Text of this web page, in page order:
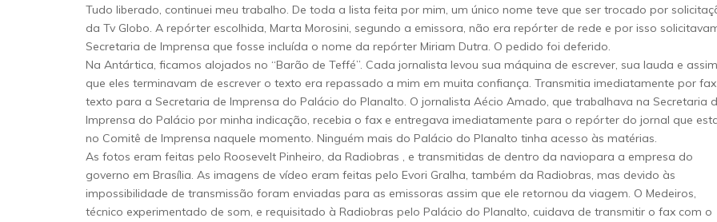
Tudo liberado, continuei meu trabalho. De toda a lista feita por mim, um único nome teve que ser trocado por
da Tv Globo. A repórter escolhida, Marta Morosini, segundo a emissora, não era repórter de rede e por isso
Secretaria de Imprensa que fosse incluída o nome da repórter Miriam Dutra. O pedido foi deferido.
Na Antártica, ficamos alojados no “Barão de Teffé”. Cada jornalista levou sua máquina de escrever, sua lauda e assim
que eles terminavam de escrever o texto era repassado a mim em muita confiança. Transmitia imediatamente por
texto para a Secretaria de Imprensa do Palácio do Planalto. O jornalista Aécio Amado, que trabalhava na Secretaria
Imprensa do Palácio por minha indicação, recebia o fax e entregava imediatamente para o repórter do jornal que
no Comitê de Imprensa naquele momento. Ninguém mais do Palácio do Planalto tinha acesso às matérias.
As fotos eram feitas pelo Roosevelt Pinheiro, da Radiobras , e transmitidas de dentro da naviopara a empresa do
governo em Brasília. As imagens de vídeo eram feitas pelo Evori Gralha, também da Radiobras, mas devido às
impossibilidade de transmissão foram enviadas para as emissoras assim que ele retornou da viagem. O Medeiros,
técnico experimentado de som, e requisitado à Radiobras pelo Palácio do Planalto, cuidava de transmitir o fax com o